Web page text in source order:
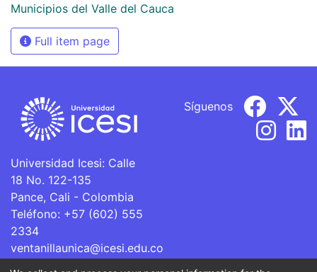
Municipios del Valle del Cauca
Full item page
Universidad Icesi: Calle
18 No. 122-135
Pance, Cali - Colombia
Teléfono: +57 (602) 555
2334
ventanillaunica@icesi.edu.co
Síguenos